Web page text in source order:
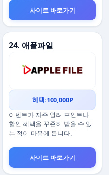
사이트 바로가기
24. 애플파일
혜택:100,000P
이벤트가 자주 열려 포인트나
할인 혜택을 꾸준히 받을 수 있
는 점이 마음에 듭니다.
사이트 바로가기